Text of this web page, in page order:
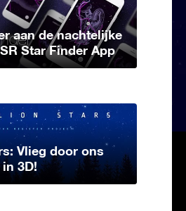
aan de nachtelijke
Star Finder App
Vlieg door ons
3D!